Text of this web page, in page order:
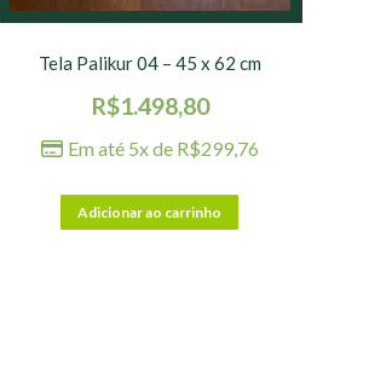
Tela Palikur 04 – 45 x 62 cm
R$1.498,80
Em até 5x de R$299,76
Adicionar ao carrinho